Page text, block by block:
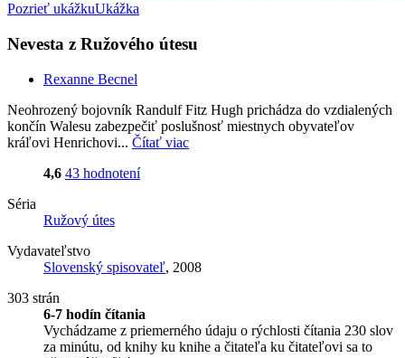
Pozrieť ukážkuUkážka
Nevesta z Ružového útesu
Rexanne Becnel
Neohrozený bojovník Randulf Fitz Hugh prichádza do vzdialených
končín Walesu zabezpečiť poslušnosť miestnych obyvateľov
kráľovi Henrichovi... Čítať viac
4,6 43 hodnotení
Séria
Ružový útes
Vydavateľstvo
Slovenský spisovateľ, 2008
303 strán
6-7 hodín čítania
Vychádzame z priemerného údaju o rýchlosti čítania 230 slov
za minútu, od knihy ku knihe a čitateľa ku čitateľovi sa to